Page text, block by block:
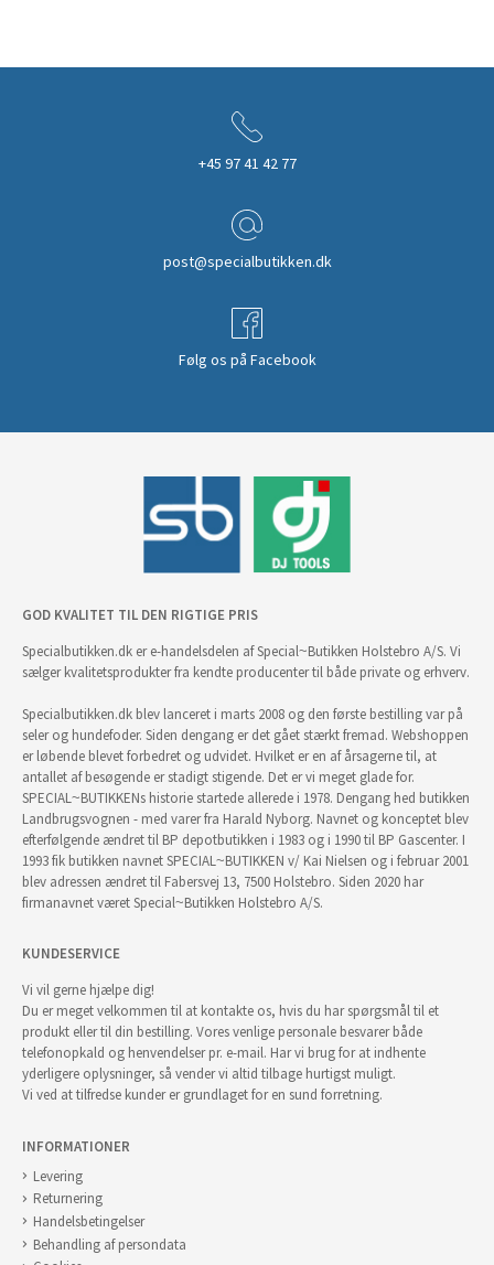
+45 97 41 42 77
post@specialbutikken.dk
Følg os på Facebook
GOD KVALITET TIL DEN RIGTIGE PRIS
Specialbutikken.dk er e-handelsdelen af Special~Butikken Holstebro A/S. Vi
sælger kvalitetsprodukter fra kendte producenter til både private og erhverv.
Specialbutikken.dk blev lanceret i marts 2008 og den første bestilling var på
seler og hundefoder. Siden dengang er det gået stærkt fremad. Webshoppen
er løbende blevet forbedret og udvidet. Hvilket er en af årsagerne til, at
antallet af besøgende er stadigt stigende. Det er vi meget glade for.
SPECIAL~BUTIKKENs historie startede allerede i 1978. Dengang hed butikken
Landbrugsvognen - med varer fra Harald Nyborg. Navnet og konceptet blev
efterfølgende ændret til BP depotbutikken i 1983 og i 1990 til BP Gascenter. I
1993 fik butikken navnet SPECIAL~BUTIKKEN v/ Kai Nielsen og i februar 2001
blev adressen ændret til Fabersvej 13, 7500 Holstebro. Siden 2020 har
firmanavnet været Special~Butikken Holstebro A/S.
KUNDESERVICE
Vi vil gerne hjælpe dig!
Du er meget velkommen til at kontakte os, hvis du har spørgsmål til et
produkt eller til din bestilling. Vores venlige personale besvarer både
telefonopkald og henvendelser pr. e-mail. Har vi brug for at indhente
yderligere oplysninger, så vender vi altid tilbage hurtigst muligt.
Vi ved at tilfredse kunder er grundlaget for en sund forretning.
INFORMATIONER
Levering
Returnering
Handelsbetingelser
Behandling af persondata